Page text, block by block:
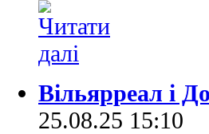
Вільярреал і
25.08.25 15:10